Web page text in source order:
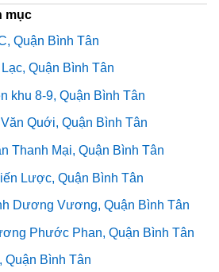
mục
Quận Bình Tân
Quận Bình Tân
khu 8-9, Quận Bình Tân
Quới, Quận Bình Tân
Thanh Mại, Quận Bình Tân
Lược, Quận Bình Tân
Dương Vương, Quận Bình Tân
Phước Phan, Quận Bình Tân
Bình Tân